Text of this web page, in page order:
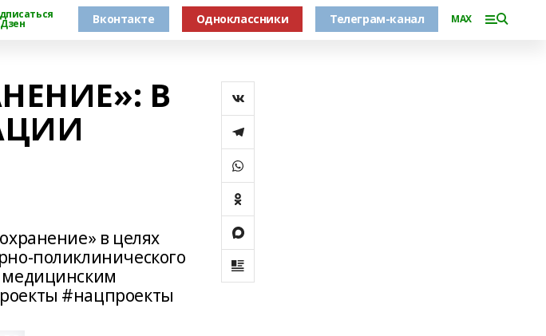
Вконтакте Одноклассники Телеграм-канал MAX
В
в целях
поликлинического
медицинским
#нацпроекты